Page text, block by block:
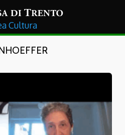
Cultura